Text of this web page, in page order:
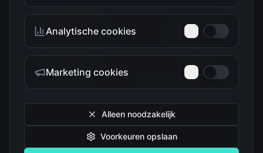
The Simpsons
Troetelbeertjes
Analytische cookies
Marketing cookies
Alleen noodzakelijk
Voorkeuren opslaan